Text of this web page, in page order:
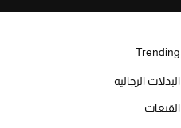
Trending
البدلات الرجالية
القبعات